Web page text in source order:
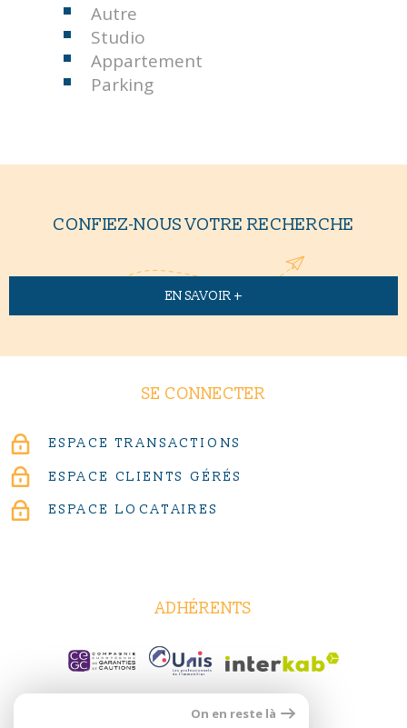
Autre
Studio
Appartement
Parking
CONFIEZ-NOUS VOTRE RECHERCHE
EN SAVOIR +
SE CONNECTER
ESPACE TRANSACTIONS
ESPACE CLIENTS GÉRÉS
ESPACE LOCATAIRES
ADHÉRENTS
On en reste là